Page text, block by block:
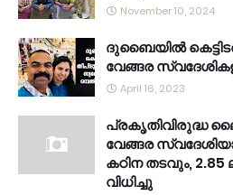
November 10, 2024
ദുബൈയിൽ
വേങ്ങര
April 16, 2023
പ്രകൃതിവിരുദ്ധ
വേങ്ങര
കഠിന തടവും, 2.85
വിധിച്ചു